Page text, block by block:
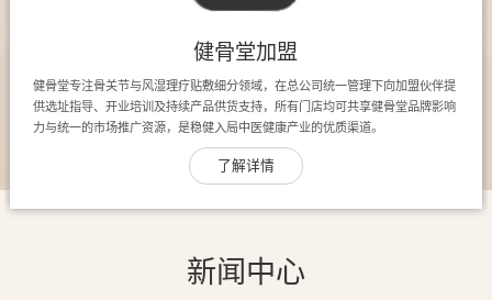
健骨堂加盟
健骨堂专注骨关节与风湿理疗贴敷细分领域，在总公司统一管理下向加盟伙伴提
供选址指导、开业培训及持续产品供货支持，所有门店均可共享健骨堂品牌影响
力与统一的市场推广资源，是稳健入局中医健康产业的优质渠道。
了解详情
新闻中心